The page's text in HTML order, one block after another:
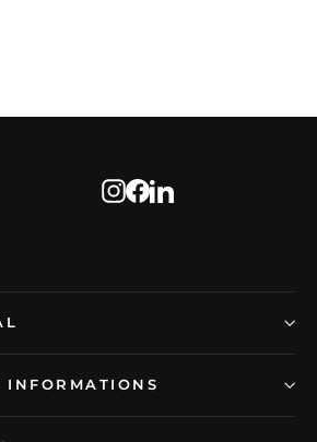
Instagram
Facebook
LinkedIn
INFORMATIONS